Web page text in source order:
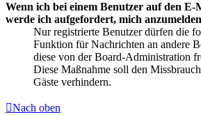
Wenn ich bei einem Benutzer auf den
werde ich aufgefordert, mich
Nur registrierte Benutzer dürfen die
Funktion für Nachrichten an andere
diese von der Board-Administration
Diese Maßnahme soll den
Gäste verhindern.
Nach oben